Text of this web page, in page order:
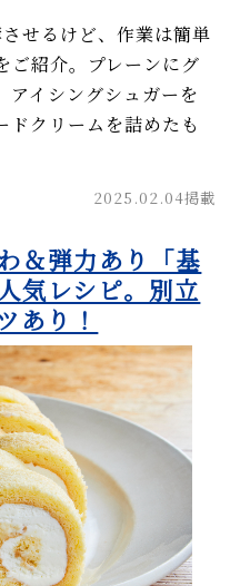
せるけど、作業は簡単
ご紹介。プレーンにグ
アイシングシュガーを
ドクリームを詰めたも
2025.02.04掲載
＆弾力あり「基
気レシピ。別立
あり！